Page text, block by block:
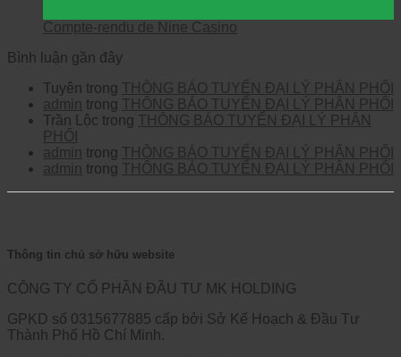
Compte-rendu de Nine Casino
Bình luận gần đây
Tuyên trong THÔNG BÁO TUYỂN ĐẠI LÝ PHÂN PHỐI
admin trong THÔNG BÁO TUYỂN ĐẠI LÝ PHÂN PHỐI
Trần Lộc trong THÔNG BÁO TUYỂN ĐẠI LÝ PHÂN
PHỐI
admin trong THÔNG BÁO TUYỂN ĐẠI LÝ PHÂN PHỐI
admin trong THÔNG BÁO TUYỂN ĐẠI LÝ PHÂN PHỐI
Thông tin chủ sở hữu website
CÔNG TY CỔ PHẦN ĐẦU TƯ MK HOLDING
GPKD số 0315677885 cấp bởi Sở Kế Hoạch & Đầu Tư
Thành Phố Hồ Chí Minh.